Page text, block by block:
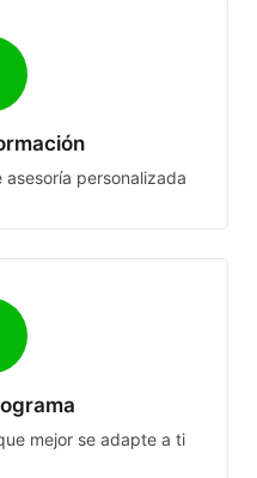
personalizada
mejor se adapte a ti